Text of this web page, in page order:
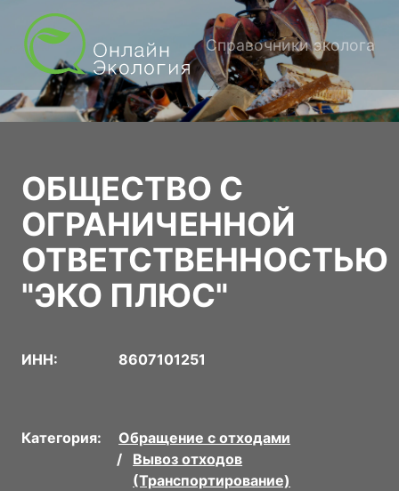
Справочники эколога
ОБЩЕСТВО С
ОГРАНИЧЕННОЙ
ОТВЕТСТВЕННОСТЬЮ
"ЭКО ПЛЮС"
ИНН: 8607101251
Категория:
Обращение с отходами
Вывоз отходов
(Транспортирование)